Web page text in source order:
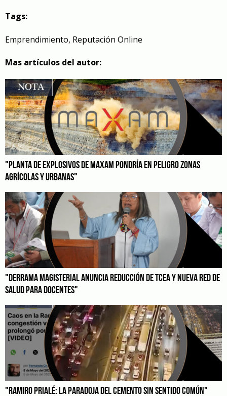
Tags:
Emprendimiento, Reputación Online
Mas artículos del autor:
"PLANTA DE EXPLOSIVOS DE MAXAM PONDRÍA EN PELIGRO ZONAS
AGRÍCOLAS Y URBANAS"
"DERRAMA MAGISTERIAL ANUNCIA REDUCCIÓN DE TCEA Y NUEVA RED DE
SALUD PARA DOCENTES"
"RAMIRO PRIALÉ: LA PARADOJA DEL CEMENTO SIN SENTIDO COMÚN"